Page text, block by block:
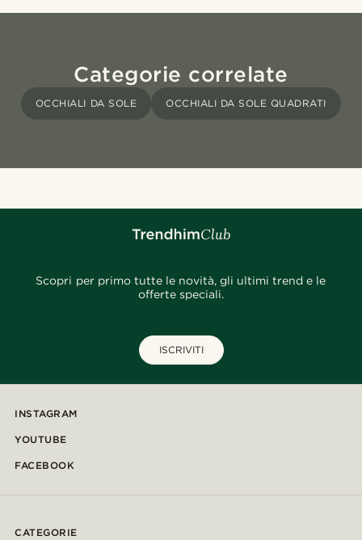
Categorie correlate
OCCHIALI DA SOLE OCCHIALI DA SOLE QUADRATI
Scopri per primo tutte le novità, gli ultimi trend e le
offerte speciali.
ISCRIVITI
INSTAGRAM
YOUTUBE
FACEBOOK
CATEGORIE